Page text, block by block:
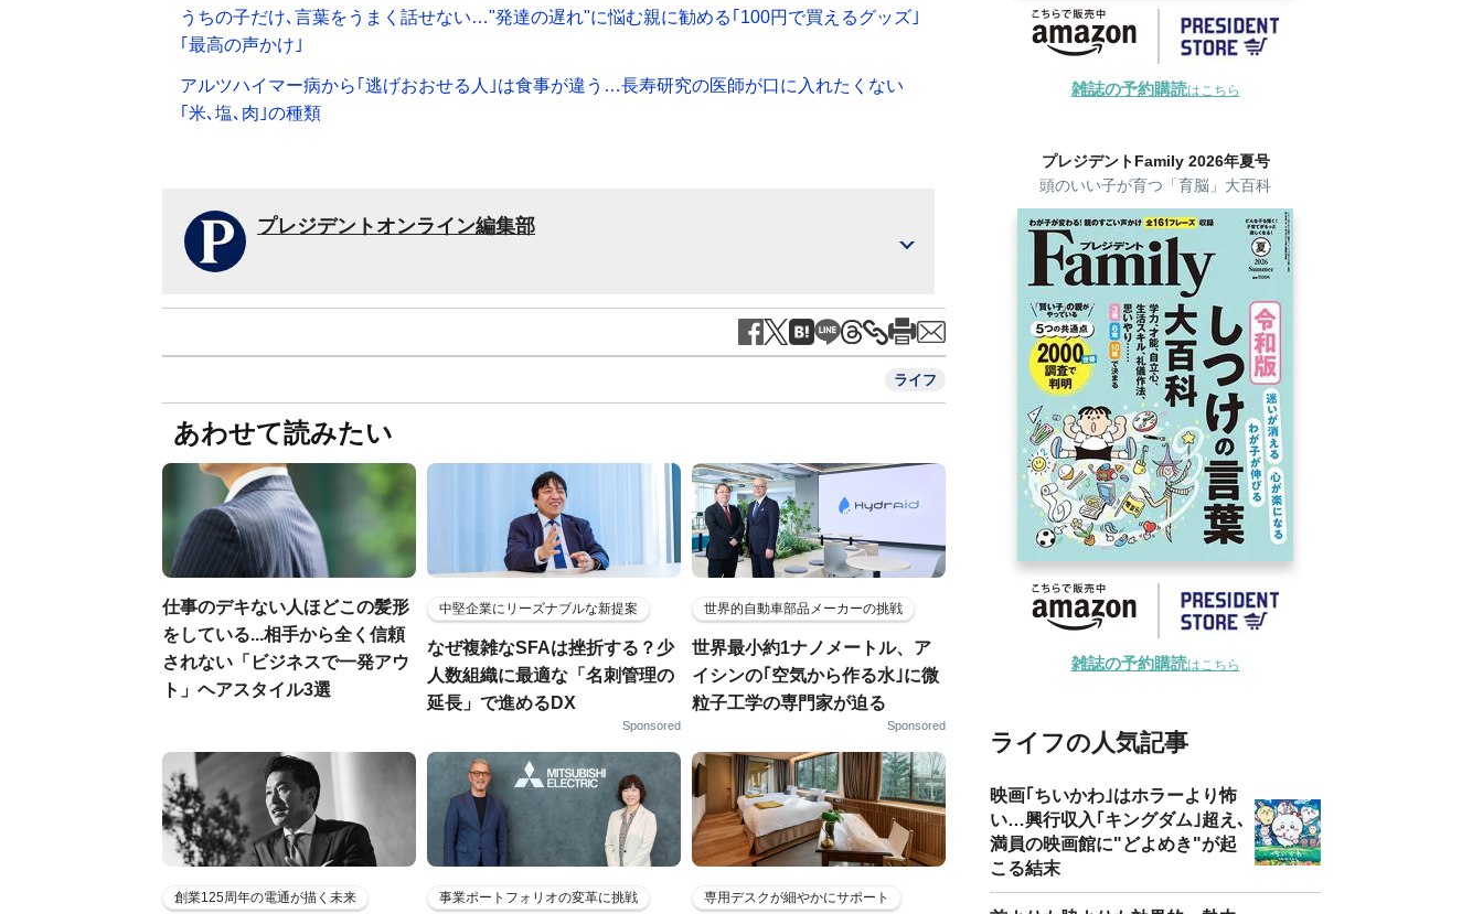
うちの子だけ､言葉をうまく話せない…"発達の遅れ"に悩む親に勧める｢100円で買えるグッズ｣
｢最高の声かけ｣
アルツハイマー病から｢逃げおおせる人｣は食事が違う…長寿研究の医師が口に入れたくない
｢米､塩､肉｣の種類
プレジデントオンライン編集部
ライフ
あわせて読みたい
仕事のデキない人ほどこの髪形
をしている...相手から全く信頼
されない「ビジネスで一発アウ
ト」ヘアスタイル3選
中堅企業にリーズナブルな新提案
なぜ複雑なSFAは挫折する？少
人数組織に最適な「名刺管理の
延長」で進めるDX
Sponsored
世界的自動車部品メーカーの挑戦
世界最小約1ナノメートル、ア
イシンの｢空気から作る水｣に微
粒子工学の専門家が迫る
Sponsored
創業125周年の電通が描く未来 事業ポートフォリオの変革に挑戦 専用デスクが細やかにサポート
雑誌の予約購読はこちら
プレジデントFamily 2026年夏号
頭のいい子が育つ「育脳」大百科
雑誌の予約購読はこちら
ライフの人気記事
映画｢ちいかわ｣はホラーより怖
い…興行収入｢キングダム｣超え､
満員の映画館に"どよめき"が起
こる結末